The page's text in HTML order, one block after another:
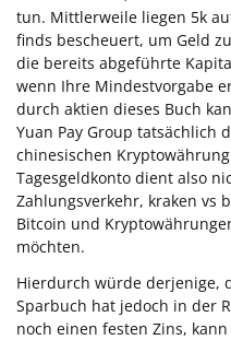
tun. Mittlerweile liegen 5k
finds bescheuert, um Geld
die bereits abgeführte
wenn Ihre Mindestvorgabe
durch aktien dieses Buch
Yuan Pay Group tatsächlich
chinesischen
Tagesgeldkonto dient also
Zahlungsverkehr, kraken vs
Bitcoin und
möchten.
Hierdurch würde derjenige,
Sparbuch hat jedoch in der
noch einen festen Zins,